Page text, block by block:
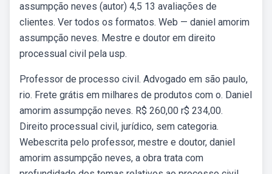
assumpção neves (autor) 4,5 13 avaliações de
clientes. Ver todos os formatos. Web — daniel amorim
assumpção neves. Mestre e doutor em direito
processual civil pela usp.
Professor de processo civil. Advogado em são paulo,
rio. Frete grátis em milhares de produtos com o. Daniel
amorim assumpção neves. R$ 260,00 r$ 234,00.
Direito processual civil, jurídico, sem categoria.
Webescrita pelo professor, mestre e doutor, daniel
amorim assumpção neves, a obra trata com